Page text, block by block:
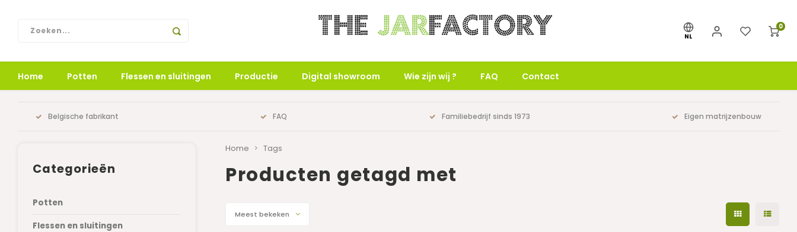
NL
0
Home Potten Flessen en sluitingen Productie Digital showroom Wie zijn wij ? FAQ Contact
Belgische fabrikant FAQ Familiebedrijf sinds 1973 Eigen matrijzenbouw
Categorieën
Potten
Flessen en sluitingen
Home Tags
Producten getagd met
Meest bekeken